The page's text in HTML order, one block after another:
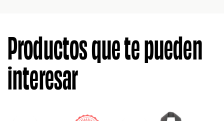
Productos que te pueden
interesar